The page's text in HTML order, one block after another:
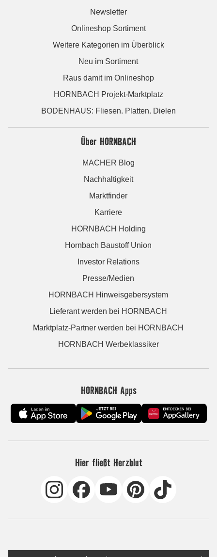
Newsletter
Onlineshop Sortiment
Weitere Kategorien im Überblick
Neu im Sortiment
Raus damit im Onlineshop
HORNBACH Projekt-Marktplatz
BODENHAUS: Fliesen. Platten. Dielen
Über HORNBACH
MACHER Blog
Nachhaltigkeit
Marktfinder
Karriere
HORNBACH Holding
Hornbach Baustoff Union
Investor Relations
Presse/Medien
HORNBACH Hinweisgebersystem
Lieferant werden bei HORNBACH
Marktplatz-Partner werden bei HORNBACH
HORNBACH Werbeklassiker
HORNBACH Apps
Hier fließt Herzblut